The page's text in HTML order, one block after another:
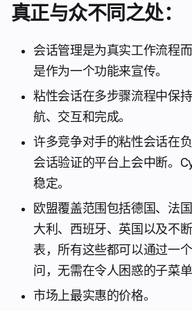
真正与众不同之处：
会话管理是为真实工作流程
是作为一个功能来宣传。
粘性会话在多步骤流程中保
航、交互和完成。
许多竞争对手的粘性会话在
会话验证的平台上会中断。
稳定。
欧盟覆盖范围包括德国、法
大利、西班牙、英国以及不
表，所有这些都可以通过一
问，无需在令人困惑的子菜单
市场上最实惠的价格。